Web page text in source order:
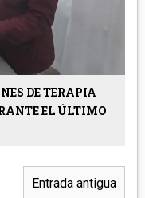
DE TERAPIA
EL ÚLTIMO
Entrada antigua